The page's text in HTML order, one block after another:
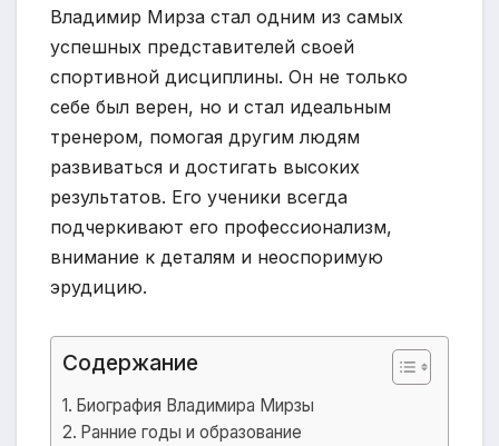
Владимир Мирза стал одним из самых
успешных представителей своей
спортивной дисциплины. Он не только
себе был верен, но и стал идеальным
тренером, помогая другим людям
развиваться и достигать высоких
результатов. Его ученики всегда
подчеркивают его профессионализм,
внимание к деталям и неоспоримую
эрудицию.
Содержание
Биография Владимира Мирзы
Ранние годы и образование